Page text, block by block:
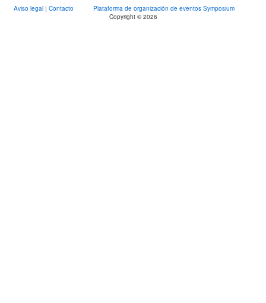
Aviso legal | Contacto
Plataforma de organización de eventos Symposium
Copyright © 2026